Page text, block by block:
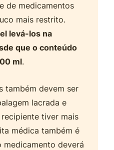
de medicamentos
mais restrito.
levá-los na
que o conteúdo
ml.
também devem ser
lacrada e
tiver mais
médica também é
medicamento deverá